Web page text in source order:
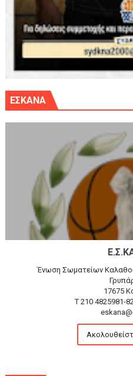
ΕΣΚΑΝΑ
Ένωση Σωματείων
17675
T 210 4825981-